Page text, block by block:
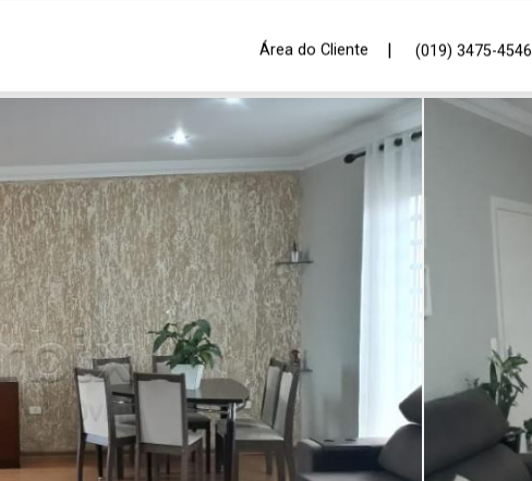
Área do Cliente | (019) 3475-4546